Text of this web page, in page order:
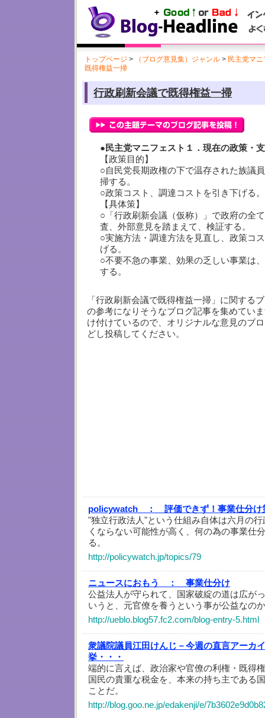
トップページ > （ブログ意見集）ジャンル > 民主党マ
既得権益一掃
行政刷新会議で既得権益一掃
●民主党マニフェスト１．現在の政策・
【政策目的】
○自民党長期政権の下で温存された族議
掃する。
○政策コスト、調達コストを引き下げる。
【具体策】
○「行政刷新会議（仮称）」で政府の全
査、外部意見を踏まえて、検証する。
○実施方法・調達方法を見直し、政策コ
げる。
○不要不急の事業、効果の乏しい事業は
する。
「行政刷新会議で既得権益一掃」に関する
の参考になりそうなブログ記事を集めてい
け付けているので、オリジナルな意見のブ
どし投稿してください。
policywatch ：
評価できず！事業仕分
"独立行政法人"という仕組み自体は六月の
くならない可能性が高く、何の為の事業仕
る。
http://policywatch.jp/topics/79
ニュースにおもう ：
事業仕分け
公益法人が守られて、国家破綻の道は広が
いうと、元官僚を養うという事が公益なの
http://ueblo.blog57.fc2.com/blog-entry-5.html
衆議院議員江田けんじ－今週の直言アーカ
挙・・・
端的に言えば、政治家や官僚の利権・既得
国民の貴重な税金を、本来の持ち主である
ことだ。
http://blog.goo.ne.jp/edakenji/e/